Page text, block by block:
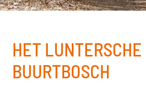
HET LUNTERSCHE
BUURTBOSCH